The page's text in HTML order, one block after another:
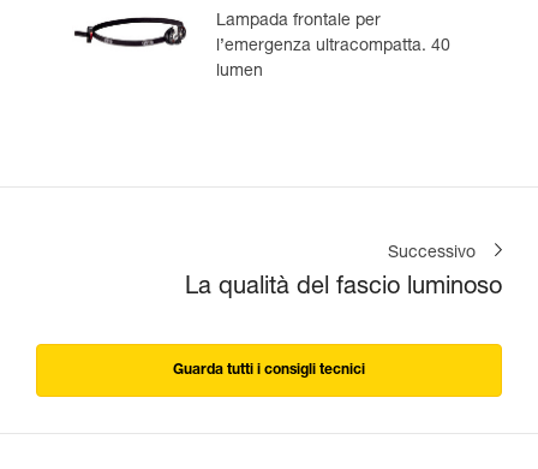
Lampada frontale per
l’emergenza ultracompatta. 40
lumen
Successivo
La qualità del fascio luminoso
Guarda tutti i consigli tecnici